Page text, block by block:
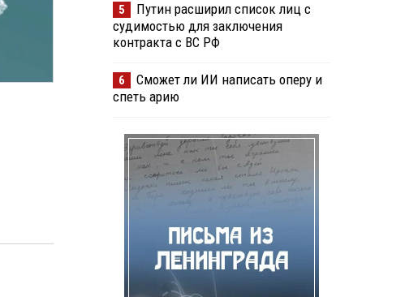
5
Путин расширил список лиц с
судимостью для заключения
контракта с ВС РФ
6
Сможет ли ИИ написать оперу и
спеть арию